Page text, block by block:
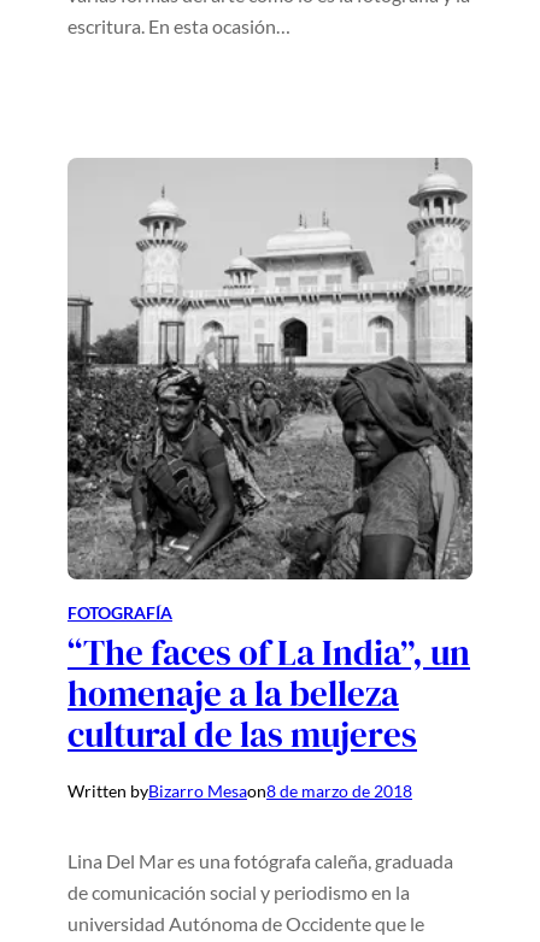
escritura. En esta ocasión…
FOTOGRAFÍA
“The faces of La India”, un
homenaje a la belleza
cultural de las mujeres
Written byBizarro Mesaon8 de marzo de 2018
Lina Del Mar es una fotógrafa caleña, graduada
de comunicación social y periodismo en la
universidad Autónoma de Occidente que le